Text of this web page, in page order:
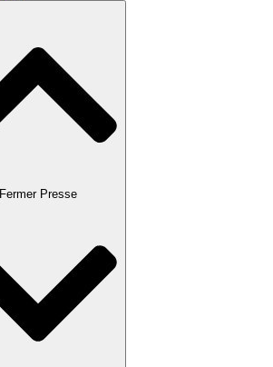
Fermer Presse